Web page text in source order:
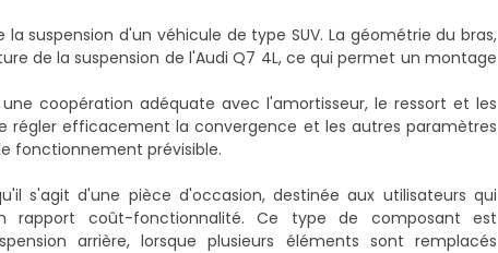
suspension d'un véhicule de type SUV. La géométrie du bras,
de la suspension de l'Audi Q7 4L, ce qui permet un montage
coopération adéquate avec l'amortisseur, le ressort et les
régler efficacement la convergence et les autres paramètres
fonctionnement prévisible.
s'agit d'une pièce d'occasion, destinée aux utilisateurs qui
rapport coût-fonctionnalité. Ce type de composant est
arrière, lorsque plusieurs éléments sont remplacés